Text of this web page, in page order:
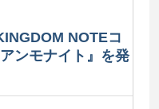
NOTEコ
ンモナイト』を発